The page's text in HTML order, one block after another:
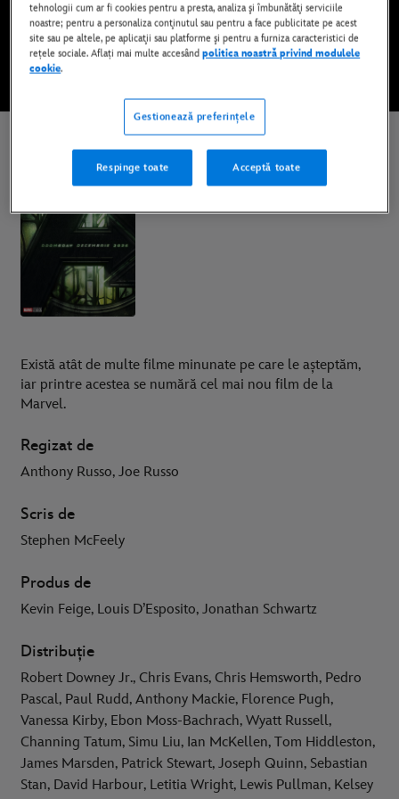
În curând
Avengers: Doomsday
Gen:
Există atât de multe filme minunate pe care le așteptăm,
iar printre acestea se numără cel mai nou film de la
Marvel.
Regizat de
Anthony Russo, Joe Russo
Scris de
Stephen McFeely
Produs de
Kevin Feige, Louis D’Esposito, Jonathan Schwartz
Distribuție
Robert Downey Jr., Chris Evans, Chris Hemsworth, Pedro
Pascal, Paul Rudd, Anthony Mackie, Florence Pugh,
Vanessa Kirby, Ebon Moss-Bachrach, Wyatt Russell,
Channing Tatum, Simu Liu, Ian McKellen, Tom Hiddleston,
James Marsden, Patrick Stewart, Joseph Quinn, Sebastian
Stan, David Harbour, Letitia Wright, Lewis Pullman, Kelsey
tehnologii cum ar fi cookies pentru a presta, analiza şi îmbunătăţi serviciile
noastre; pentru a personaliza conţinutul sau pentru a face publicitate pe acest
site sau pe altele, pe aplicaţii sau platforme şi pentru a furniza caracteristici de
rețele sociale. Aflați mai multe accesândpolitica noastră privind modulele
cookie.
Gestionează preferințele
Respinge toate Acceptă toate